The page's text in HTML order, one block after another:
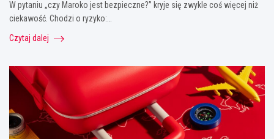
W pytaniu „czy Maroko jest bezpieczne?” kryje się zwykle coś więcej niż
ciekawość. Chodzi o ryzyko:…
Czytaj dalej